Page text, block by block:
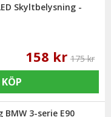
Skyltbelysning -
158 kr 175 kr
KÖP
3-serie E90